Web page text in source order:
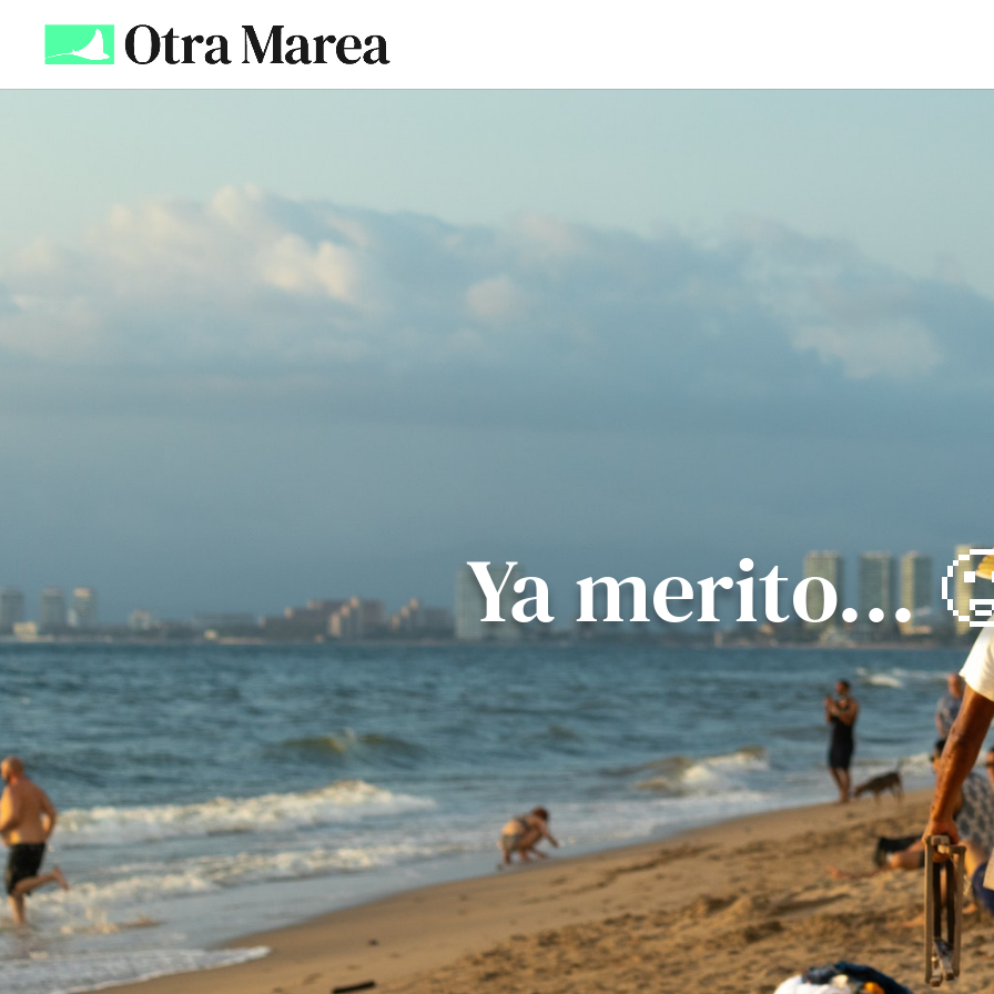
Ya merito…